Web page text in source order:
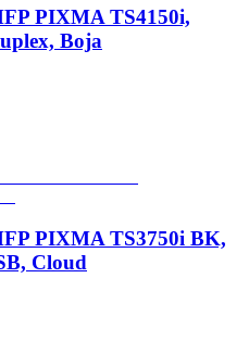
PIXMA TS4150i,
Boja
PIXMA TS3750i BK,
Cloud